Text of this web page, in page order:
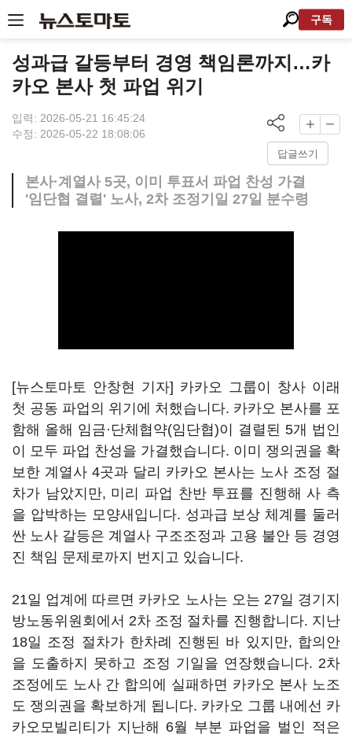
구독
성과급 갈등부터 경영 책임론까지…카
카오 본사 첫 파업 위기
입력: 2026-05-21 16:45:24
수정: 2026-05-22 18:08:06
답글쓰기
본사·계열사 5곳, 이미 투표서 파업 찬성 가결
'임단협 결렬' 노사, 2차 조정기일 27일 분수령
[뉴스토마토 안창현 기자] 카카오 그룹이 창사 이래
첫 공동 파업의 위기에 처했습니다. 카카오 본사를 포
함해 올해 임금·단체협약(임단협)이 결렬된 5개 법인
이 모두 파업 찬성을 가결했습니다. 이미 쟁의권을 확
보한 계열사 4곳과 달리 카카오 본사는 노사 조정 절
차가 남았지만, 미리 파업 찬반 투표를 진행해 사 측
을 압박하는 모양새입니다. 성과급 보상 체계를 둘러
싼 노사 갈등은 계열사 구조조정과 고용 불안 등 경영
진 책임 문제로까지 번지고 있습니다.
21일 업계에 따르면 카카오 노사는 오는 27일 경기지
방노동위원회에서 2차 조정 절차를 진행합니다. 지난
18일 조정 절차가 한차례 진행된 바 있지만, 합의안
을 도출하지 못하고 조정 기일을 연장했습니다. 2차
조정에도 노사 간 합의에 실패하면 카카오 본사 노조
도 쟁의권을 확보하게 됩니다. 카카오 그룹 내에선 카
카오모빌리티가 지난해 6월 부분 파업을 벌인 적은